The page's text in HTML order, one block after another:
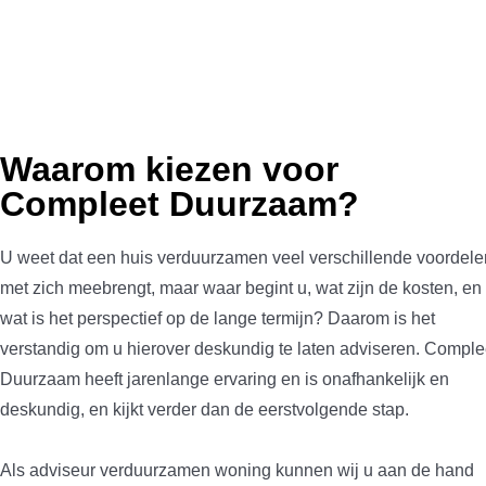
Waarom kiezen voor
Compleet Duurzaam?
U weet dat een huis verduurzamen veel verschillende
met zich meebrengt, maar waar begint u, wat zijn de kosten, en
wat is het perspectief op de lange termijn? Daarom is het
verstandig om u hierover deskundig te laten adviseren.
Duurzaam heeft jarenlange ervaring en is onafhankelijk en
deskundig, en kijkt verder dan de eerstvolgende stap.
Als adviseur verduurzamen woning kunnen wij u aan de hand